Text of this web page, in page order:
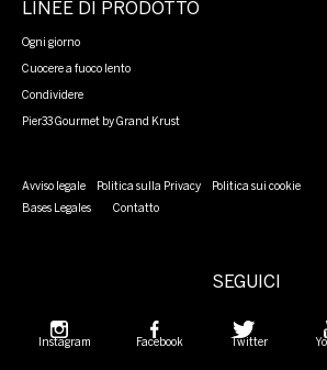
LINEE DI PRODOTTO
Ogni giorno
Cuocere a fuoco lento
Condividere
Pier33 Gourmet by Grand Krust
Avviso legale Politica sulla Privacy Politica sui cookie
Bases Legales Contatto
SEGUICI
Instagram Facebook Twitter